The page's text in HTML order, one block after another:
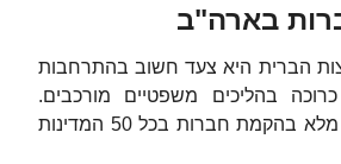
בארה"ב
הברית היא צעד חשוב בהתרחבות
בהליכים משפטיים מורכבים.
משרדנו מספק ליווי מלא בהקמת חברות בכל 50 המדינות